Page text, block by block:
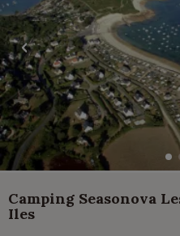
Camping Seasonova
Iles